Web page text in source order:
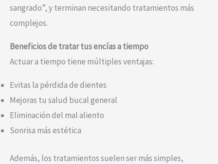
sangrado”, y terminan necesitando tratamientos más
complejos.
Beneficios de tratar tus encías a tiempo
Actuar a tiempo tiene múltiples ventajas:
Evitas la pérdida de dientes
Mejoras tu salud bucal general
Eliminación del mal aliento
Sonrisa más estética
Además, los tratamientos suelen ser más simples,